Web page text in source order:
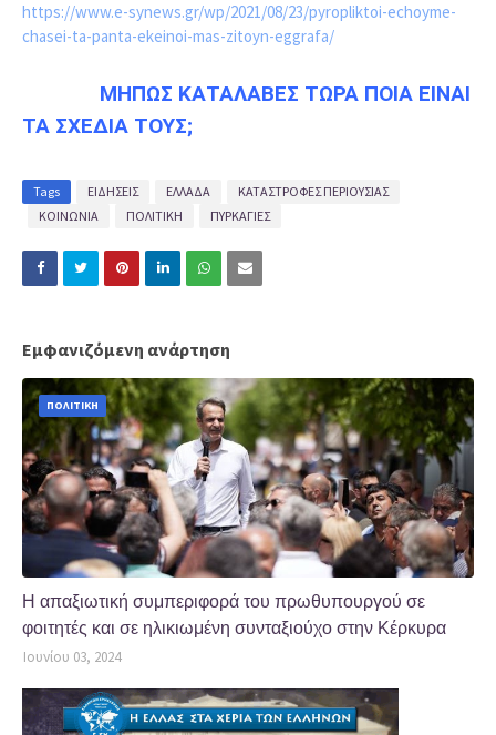
https://www.e-synews.gr/wp/2021/08/23/pyropliktoi-echoyme-
chasei-ta-panta-ekeinoi-mas-zitoyn-eggrafa/
ΜΗΠΩΣ ΚΑΤΑΛΑΒΕΣ ΤΩΡΑ ΠΟΙΑ ΕΙΝΑΙ
ΤΑ ΣΧΕΔΙΑ ΤΟΥΣ;
Tags ΕΙΔΗΣΕΙΣ ΕΛΛΑΔΑ
ΚΑΤΑΣΤΡΟΦΕΣ ΠΕΡΙΟΥΣΙΑΣ
ΚΟΙΝΩΝΙΑ
ΠΟΛΙΤΙΚΗ ΠΥΡΚΑΓΙΕΣ
Εμφανιζόμενη ανάρτηση
ΠΟΛΙΤΙΚΗ
Η απαξιωτική συμπεριφορά του πρωθυπουργού σε
φοιτητές και σε ηλικιωμένη συνταξιούχο στην Κέρκυρα
Ιουνίου 03, 2024